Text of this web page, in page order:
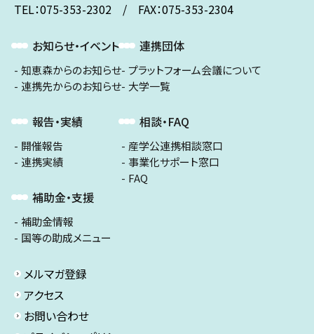
TEL：075-353-2302 / FAX：075-353-2304
お知らせ・イベント
知恵森からのお知らせ
連携先からのお知らせ
報告・実績
開催報告
連携実績
補助金・支援
補助金情報
国等の助成メニュー
連携団体
プラットフォーム会議について
大学一覧
相談・FAQ
産学公連携相談窓口
事業化サポート窓口
FAQ
メルマガ登録
アクセス
お問い合わせ